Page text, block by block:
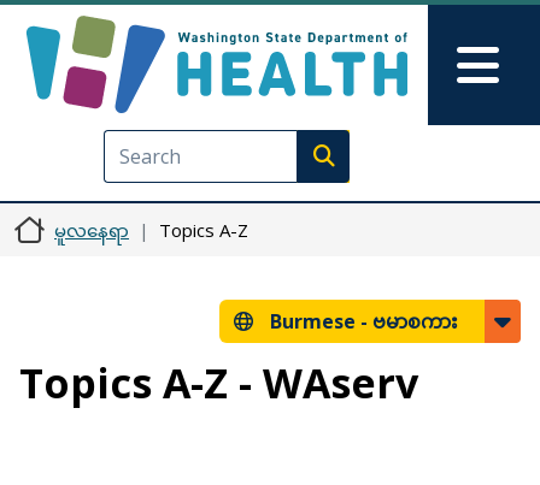
Execute search
မူလနေရာ Topics A-Z
Burmese - ဗမာစကား
Topics A-Z - WAserv